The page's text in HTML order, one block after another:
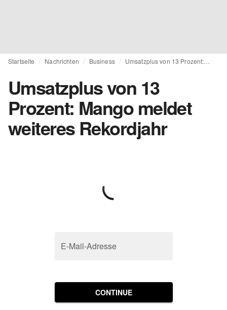
Startseite Nachrichten Business
Umsatzplus von 13
Prozent: Mango meldet
weiteres Rekordjahr
E-Mail-Adresse
CONTINUE